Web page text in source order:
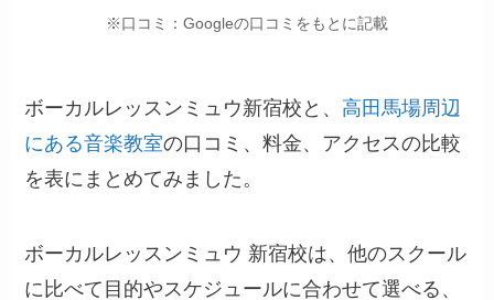
※口コミ：Googleの口コミをもとに記載
ボーカルレッスンミュウ新宿校と、 高田馬場周辺
にある音楽教室の口コミ、料金、アクセスの比較
を表にまとめてみました。
ボーカルレッスンミュウ 新宿校は、他のスクール
に比べて目的やスケジュールに合わせて選べる、